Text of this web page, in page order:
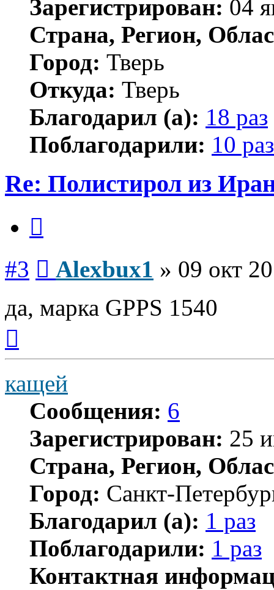
Зарегистрирован: 04
Страна, Регион,
Город: Тверь
Откуда: Тверь
Благодарил (а): 18 раз
Поблагодарили: 10 раз
Re: Полистирол из
#3 Alexbux1 » 09 окт
да, марка GPPS 1540
началу
кащей
Сообщения: 6
Зарегистрирован: 25
Страна, Регион,
Город: Санкт-
Благодарил (а): 1 раз
Поблагодарили: 1 раз
Контактная